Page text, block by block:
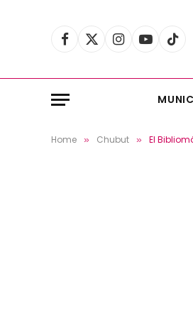
Facebook
X
Instagram
YouTube
Home » Chubut » El